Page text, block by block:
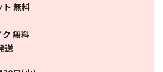
ト 無料
ク 無料
送